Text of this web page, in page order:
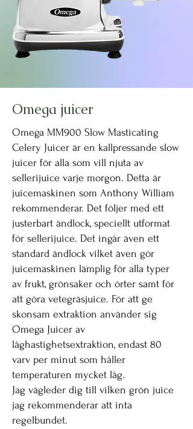
Omega juicer
Omega MM900 Slow Masticating
Celery Juicer är en kallpressande slow
juicer för alla som vill njuta av
sellerijuice varje morgon. Detta är
juicemaskinen som Anthony William
rekommenderar. Det följer med ett
justerbart ändlock, speciellt utformat
för sellerijuice. Det ingår även ett
standard ändlock vilket även gör
juicemaskinen lämplig för alla typer
av frukt, grönsaker och örter samt för
att göra vetegräsjuice. För att ge
skonsam extraktion använder sig
Omega Juicer av
låghastighetsextraktion, endast 80
varv per minut som håller
temperaturen mycket låg.
Jag vägleder dig till vilken grön juice
jag rekommenderar att inta
regelbundet.